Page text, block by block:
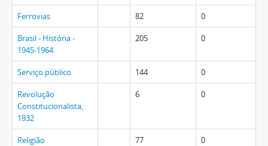
Ferrovias 82 0
Brasil - História -
1945-1964
205 0
Serviço público 144 0
Revolução
Constitucionalista,
1932
6 0
Religião 77 0